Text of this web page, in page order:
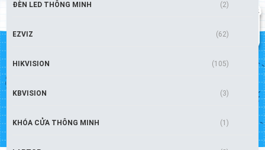
ĐÈN LED THÔNG MINH (2)
EZVIZ (62)
HIKVISION (105)
KBVISION (3)
KHÓA CỬA THÔNG MINH (1)